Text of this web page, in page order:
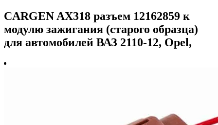
CARGEN AX318 разъем 12162859 к
модулю зажигания (старого образца)
для автомобилей ВАЗ 2110-12, Opel,